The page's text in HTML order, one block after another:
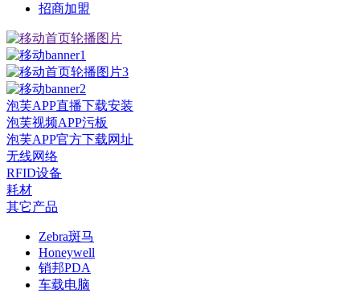
招商加盟
泡芙APP直播下载安装
泡芙视频APP污板
泡芙APP官方下载网址
无线网络
RFID设备
耗材
其它产品
Zebra斑马
Honeywell
销邦PDA
车载电脑